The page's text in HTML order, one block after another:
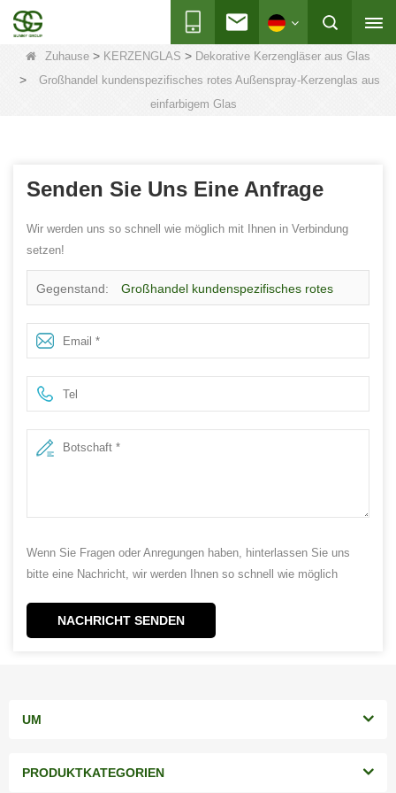
Zuhause > KERZENGLAS > Dekorative Kerzengläser aus Glas
>
Großhandel kundenspezifisches rotes Außenspray-Kerzenglas aus
einfarbigem Glas
Senden Sie Uns Eine Anfrage
Wir werden uns so schnell wie möglich mit Ihnen in Verbindung
setzen!
Gegenstand: Großhandel kundenspezifisches rotes
Außenspray-Kerzenglas aus einfarbigem Glas
Wenn Sie Fragen oder Anregungen haben, hinterlassen Sie uns
bitte eine Nachricht, wir werden Ihnen so schnell wie möglich
NACHRICHT SENDEN
UM
PRODUKTKATEGORIEN